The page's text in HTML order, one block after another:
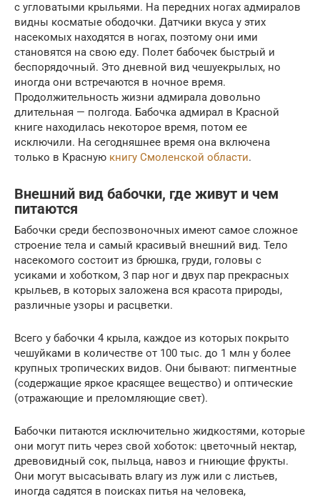
с угловатыми крыльями. На передних ногах адмиралов
видны косматые ободочки. Датчики вкуса у этих
насекомых находятся в ногах, поэтому они ими
становятся на свою еду. Полет бабочек быстрый и
беспорядочный. Это дневной вид чешуекрылых, но
иногда они встречаются в ночное время.
Продолжительность жизни адмирала довольно
длительная — полгода. Бабочка адмирал в Красной
книге находилась некоторое время, потом ее
исключили. На сегодняшнее время она включена
только в Красную книгу Смоленской области.
Внешний вид бабочки, где живут и чем
питаются
Бабочки среди беспозвоночных имеют самое сложное
строение тела и самый красивый внешний вид. Тело
насекомого состоит из брюшка, груди, головы с
усиками и хоботком, 3 пар ног и двух пар прекрасных
крыльев, в которых заложена вся красота природы,
различные узоры и расцветки.
Всего у бабочки 4 крыла, каждое из которых покрыто
чешуйками в количестве от 100 тыс. до 1 млн у более
крупных тропических видов. Они бывают: пигментные
(содержащие яркое красящее вещество) и оптические
(отражающие и преломляющие свет).
Бабочки питаются исключительно жидкостями, которые
они могут пить через свой хоботок: цветочный нектар,
древовидный сок, пыльца, навоз и гниющие фрукты.
Они могут высасывать влагу из луж или с листьев,
иногда садятся в поисках питья на человека,